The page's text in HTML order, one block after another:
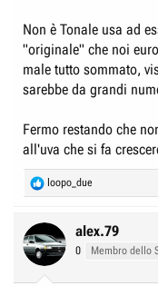
Non è Tonale usa ad
"originale" che noi
male tutto sommato,
sarebbe da grandi
Fermo restando che
all'uva che si fa
R
e
t
i
loopo_due
alex.79
0 Membro dello